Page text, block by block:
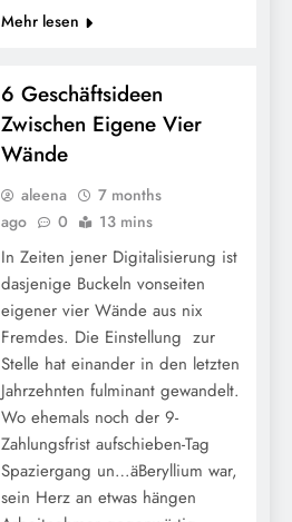
Mehr lesen
6 Geschäftsideen
Zwischen Eigene Vier
Wände
aleena
7 months
ago
0 13 mins
In Zeiten jener Digitalisierung ist
dasjenige Buckeln vonseiten
eigener vier Wände aus nix
Fremdes. Die Einstellung zur
Stelle hat einander in den letzten
Jahrzehnten fulminant gewandelt.
Wo ehemals noch der 9-
Zahlungsfrist aufschieben-Tag
Spaziergang un…äBeryllium war,
sein Herz an etwas hängen